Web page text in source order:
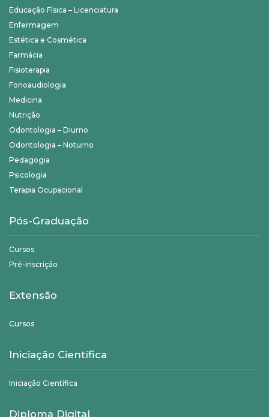
Educação Física – Licenciatura
Enfermagem
Estética e Cosmética
Farmácia
Fisioterapia
Fonoaudiologia
Medicina
Nutrição
Odontologia – Diurno
Odontologia – Noturno
Pedagogia
Psicologia
Terapia Ocupacional
Pós-Graduação
Cursos
Pré-inscrição
Extensão
Cursos
Iniciação Científica
Iniciação Científica
Diploma Digital